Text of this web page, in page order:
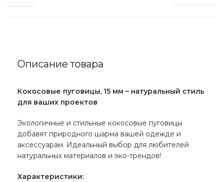
Описание товара
Кокосовые пуговицы, 15 мм – натуральный стиль
для ваших проектов
Экологичные и стильные кокосовые пуговицы
добавят природного шарма вашей одежде и
аксессуарам. Идеальный выбор для любителей
натуральных материалов и эко-трендов!
Характеристики: